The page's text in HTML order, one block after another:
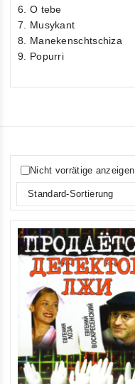
6. O tebe
7. Musykant
8. Manekenschtschiza
9. Popurri
Nicht vorrätige anzeigen